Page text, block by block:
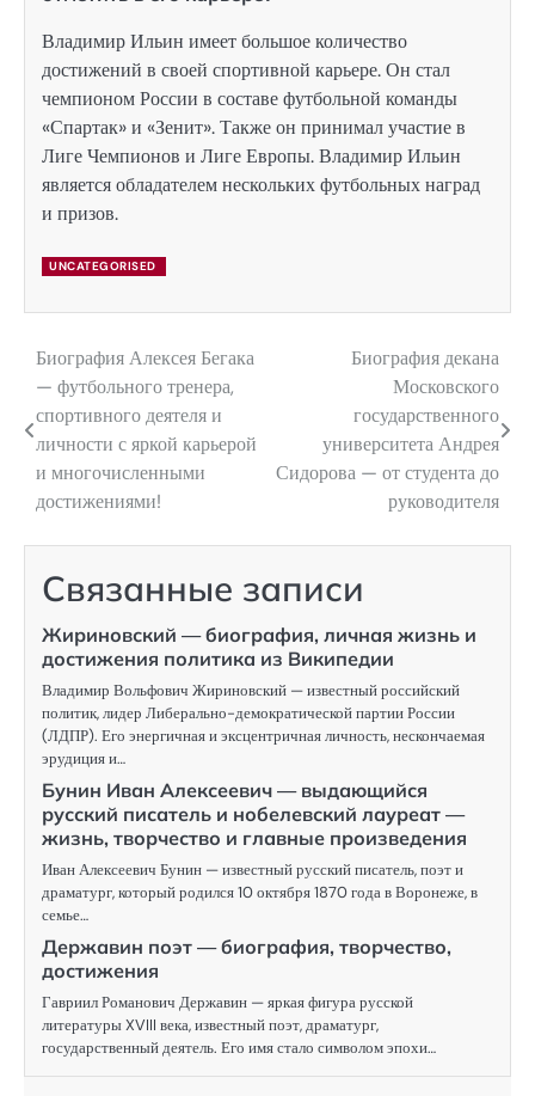
Владимир Ильин имеет большое количество
достижений в своей спортивной карьере. Он стал
чемпионом России в составе футбольной команды
«Спартак» и «Зенит». Также он принимал участие в
Лиге Чемпионов и Лиге Европы. Владимир Ильин
является обладателем нескольких футбольных наград
и призов.
UNCATEGORISED
Навигация
по
записям
Биография Алексея Бегака
— футбольного тренера,
спортивного деятеля и
личности с яркой карьерой
и многочисленными
достижениями!
Биография декана
Московского
государственного
университета Андрея
Сидорова — от студента до
руководителя
Связанные записи
Жириновский — биография, личная жизнь и
достижения политика из Википедии
Владимир Вольфович Жириновский — известный российский
политик, лидер Либерально-демократической партии России
(ЛДПР). Его энергичная и эксцентричная личность, нескончаемая
эрудиция и…
Бунин Иван Алексеевич — выдающийся
русский писатель и нобелевский лауреат —
жизнь, творчество и главные произведения
Иван Алексеевич Бунин — известный русский писатель, поэт и
драматург, который родился 10 октября 1870 года в Воронеже, в
семье…
Державин поэт — биография, творчество,
достижения
Гавриил Романович Державин — яркая фигура русской
литературы XVIII века, известный поэт, драматург,
государственный деятель. Его имя стало символом эпохи…